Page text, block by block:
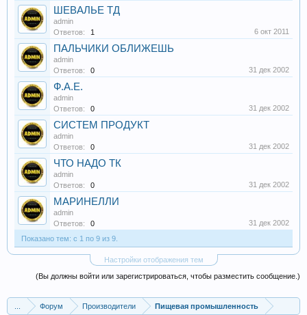
ШЕВАЛЬЕ ТД
admin
Ответов:
1 6 окт 2011
ПАЛЬЧИКИ ОБЛИЖЕШЬ
admin
Ответов:
0 31 дек 2002
Ф.А.Е.
admin
Ответов:
0 31 дек 2002
СИСТЕМ ПРОДУКТ
admin
Ответов:
0 31 дек 2002
ЧТО НАДО ТК
admin
Ответов:
0 31 дек 2002
МАРИНЕЛЛИ
admin
Ответов:
0
31 дек 2002
Показано тем: с 1 по 9 из 9.
Настройки отображения тем
(Вы должны войти или зарегистрироваться, чтобы разместить сообщение.)
Форум Производители Пищевая промышленность